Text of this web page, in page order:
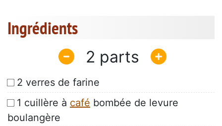
Ingrédients
2
2 verres de farine
1 cuillère à café bombée de levure
boulangère